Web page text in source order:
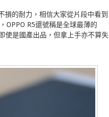
的耐力，相信大家從片段中看到
OPPO R5還號稱是全球最薄的
使是國產出品，但拿上手亦不算失